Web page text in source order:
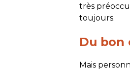
très
toujours.
Du bon
Mais